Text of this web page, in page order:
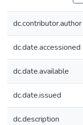
dc.contributor.author
dc.date.accessioned
dc.date.available
dc.date.issued
dc.description